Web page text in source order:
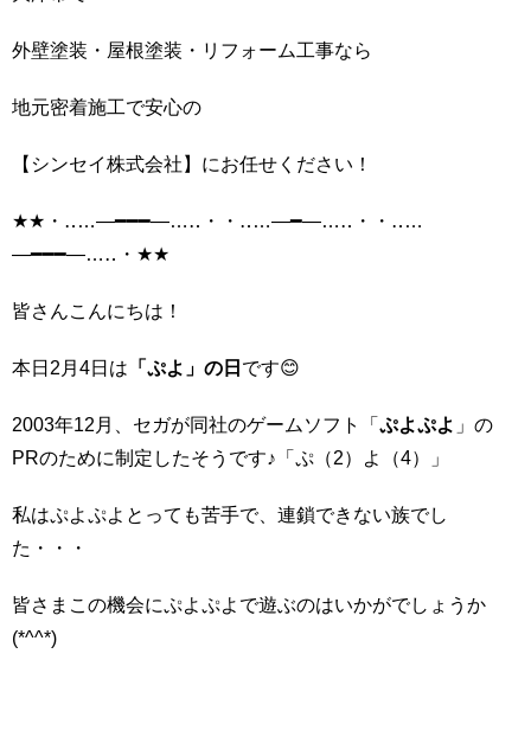
外壁塗装・屋根塗装・リフォーム工事なら
地元密着施工で安心の
【シンセイ株式会社】にお任せください！
★★・‥…―━━━―…‥・・‥…―━―…‥・・‥…
―━━━―…‥・★★
皆さんこんにちは！
本日2月4日は 「ぷよ」の日 です😊
2003年12月、セガが同社のゲームソフト「 ぷよぷよ 」の
PRのために制定したそうです♪「ぷ（2）よ（4）」
私はぷよぷよとっても苦手で、連鎖できない族でし
た・・・
皆さまこの機会にぷよぷよで遊ぶのはいかがでしょうか
(*^^*)